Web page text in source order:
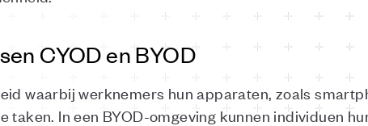
CYOD en BYOD
waarbij werknemers hun apparaten, zoals
In een BYOD-omgeving kunnen individuen